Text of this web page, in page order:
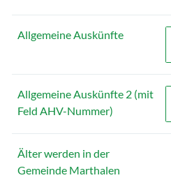
Allgemeine Auskünfte
Allgemeine Auskünfte 2 (mit
Feld AHV-Nummer)
Älter werden in der
Gemeinde Marthalen